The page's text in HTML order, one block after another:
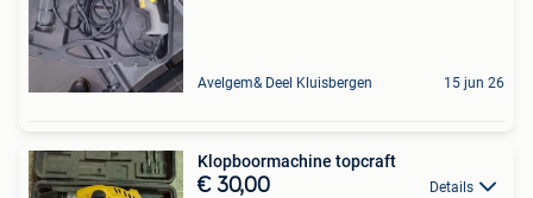
Avelgem& Deel Kluisbergen 15 jun 26
Klopboormachine topcraft
€ 30,00 Details